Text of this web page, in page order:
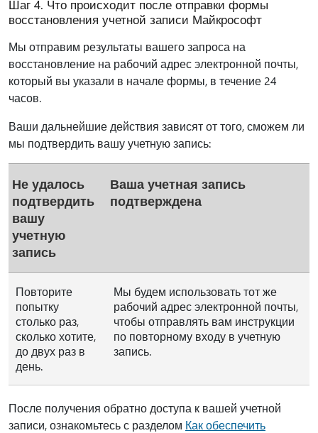
Шаг 4. Что происходит после отправки формы
восстановления учетной записи Майкрософт
Мы отправим результаты вашего запроса на
восстановление на рабочий адрес электронной почты,
который вы указали в начале формы, в течение 24
часов.
Ваши дальнейшие действия зависят от того, сможем ли
мы подтвердить вашу учетную запись:
Не удалось
подтвердить
вашу
учетную
запись
Ваша учетная запись
подтверждена
Повторите
попытку
столько раз,
сколько хотите,
до двух раз в
день.
Мы будем использовать тот же
рабочий адрес электронной почты,
чтобы отправлять вам инструкции
по повторному входу в учетную
запись.
После получения обратно доступа к вашей учетной
записи, ознакомьтесь с разделом Как обеспечить